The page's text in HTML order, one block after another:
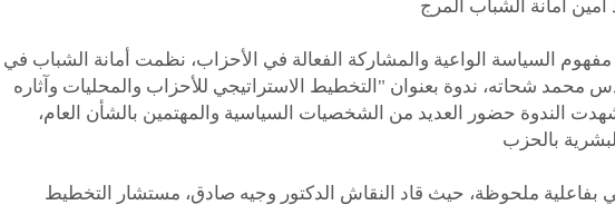
السياسة الواعية والمشاركة الفعالة في الأحزاب، نظمت أمانة الشباب في
محمد شحاته، ندوة بعنوان "التخطيط الاستراتيجي للأحزاب والمحليات وآثاره
الندوة حضور العديد من الشخصيات السياسية والمهتمين بالشأن العام،
بفاعلية ملحوظة، حيث قاد النقاش الدكتور وجيه صادق، مستشار التخطيط